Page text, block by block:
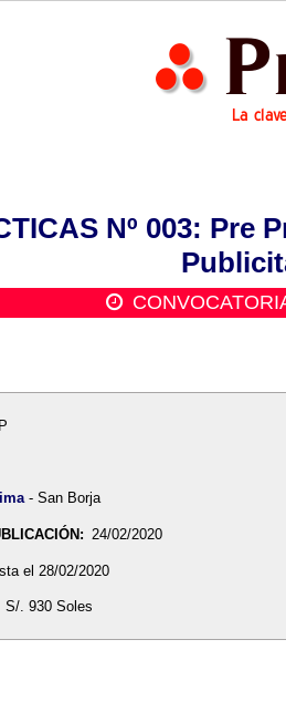
Nº 003: Pre
- San Borja
24/02/2020
el 28/02/2020
S/. 930 Soles